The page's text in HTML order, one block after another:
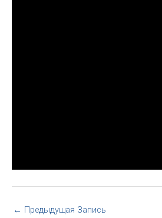
← Предыдущая Запись